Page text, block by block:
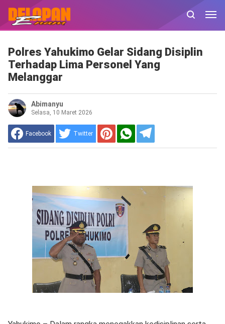
Polres Yahukimo Gelar Sidang Disiplin
Terhadap Lima Personel Yang
Melanggar
Abimanyu
Selasa, 10 Maret 2026
Facebook Twitter